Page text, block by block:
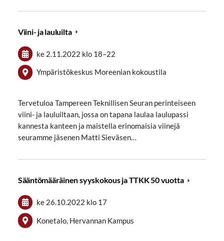
Viini- ja lauluilta
ke 2.11.2022 klo 18–22
Ympäristökeskus Moreenian kokoustila
Tervetuloa Tampereen Teknillisen Seuran perinteiseen
viini- ja lauluiltaan, jossa on tapana laulaa laulupassi
kannesta kanteen ja maistella erinomaisia viinejä
seuramme jäsenen Matti Sieväsen…
Sääntömääräinen syyskokous ja TTKK 50 vuotta
ke 26.10.2022 klo 17
Konetalo, Hervannan Kampus